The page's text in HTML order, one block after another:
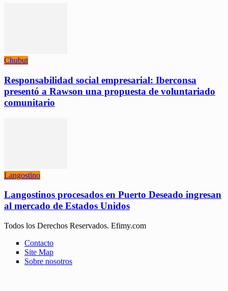
Chubut
Responsabilidad social empresarial: Iberconsa
presentó a Rawson una propuesta de voluntariado
comunitario
Langostino
Langostinos procesados en Puerto Deseado ingresan
al mercado de Estados Unidos
Todos los Derechos Reservados. Efimy.com
Contacto
Site Map
Sobre nosotros